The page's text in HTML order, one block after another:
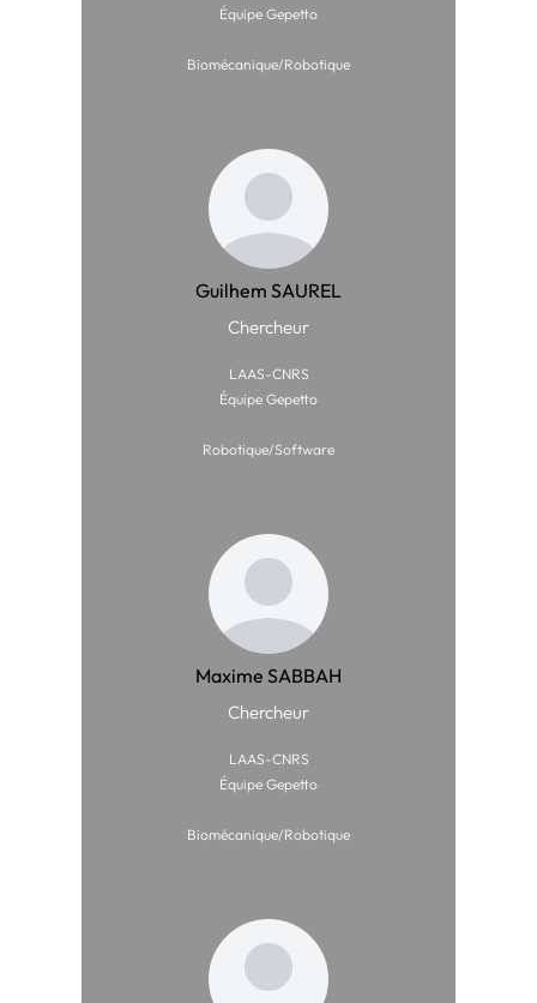
Équipe Gepetto
Biomécanique/Robotique
Guilhem SAUREL
Chercheur
LAAS-CNRS
Équipe Gepetto
Robotique/Software
Maxime SABBAH
Chercheur
LAAS-CNRS
Équipe Gepetto
Biomécanique/Robotique